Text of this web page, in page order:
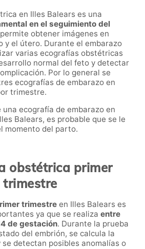
en Illes Balears es una
en el seguimiento del
obtener imágenes en
y el útero. Durante el embarazo
varias ecografías obstétricas
normal del feto y detectar
Por lo general se
ecografías de embarazo en
trimestre.
ecografía de embarazo en
Balears, es probable que se le
momento del parto.
obstétrica primer
trimestre
trimestre en Illes Balears es
ya que se realiza entre
de gestación. Durante la prueba
del embrión, se calcula la
detectan posibles anomalías o